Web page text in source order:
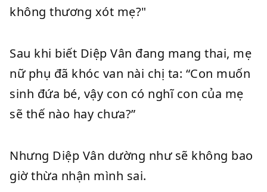
không thương xót mẹ?"
Sau khi biết Diệp Vân đang mang thai, mẹ
nữ phụ đã khóc van nài chị ta: “Con muốn
sinh đứa bé, vậy con có nghĩ con của mẹ
sẽ thế nào hay chưa?”
Nhưng Diệp Vân dường như sẽ không bao
giờ thừa nhận mình sai.